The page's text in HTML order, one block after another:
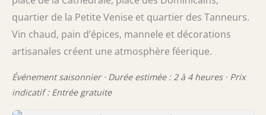
quartier de la Petite Venise et quartier des Tanneurs.
Vin chaud, pain d’épices, mannele et décorations
artisanales créent une atmosphère féerique.
Événement saisonnier · Durée estimée : 2 à 4 heures · Prix
indicatif : Entrée gratuite